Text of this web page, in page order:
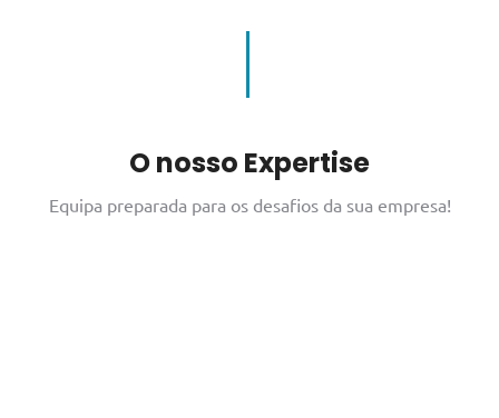
O nosso Expertise
Equipa preparada para os desafios da sua empresa!